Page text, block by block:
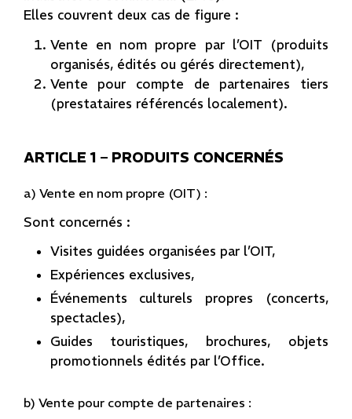
Elles couvrent deux cas de figure :
Vente en nom propre par l’OIT (produits
organisés, édités ou gérés directement),
Vente pour compte de partenaires tiers
(prestataires référencés localement).
ARTICLE 1 – PRODUITS CONCERNÉS
a) Vente en nom propre (OIT) :
Sont concernés :
Visites guidées organisées par l’OIT,
Expériences exclusives,
Événements culturels propres (concerts,
spectacles),
Guides touristiques, brochures, objets
promotionnels édités par l’Office.
b) Vente pour compte de partenaires :